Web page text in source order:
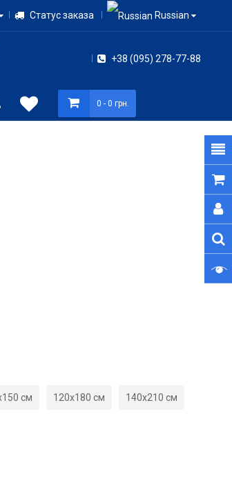
Статус заказа Russian
+38 (095) 278-77-88
0 - 0 грн.
см 120х180 см 140х210 см